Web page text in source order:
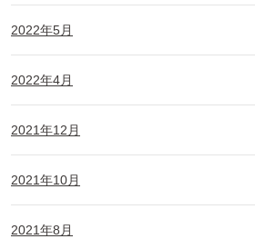
2022年5月
2022年4月
2021年12月
2021年10月
2021年8月